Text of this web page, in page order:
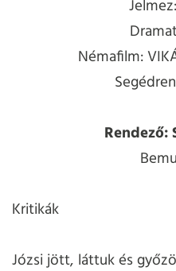
Némafilm:
Rendező:
Kritikák
Józsi jött, láttuk és